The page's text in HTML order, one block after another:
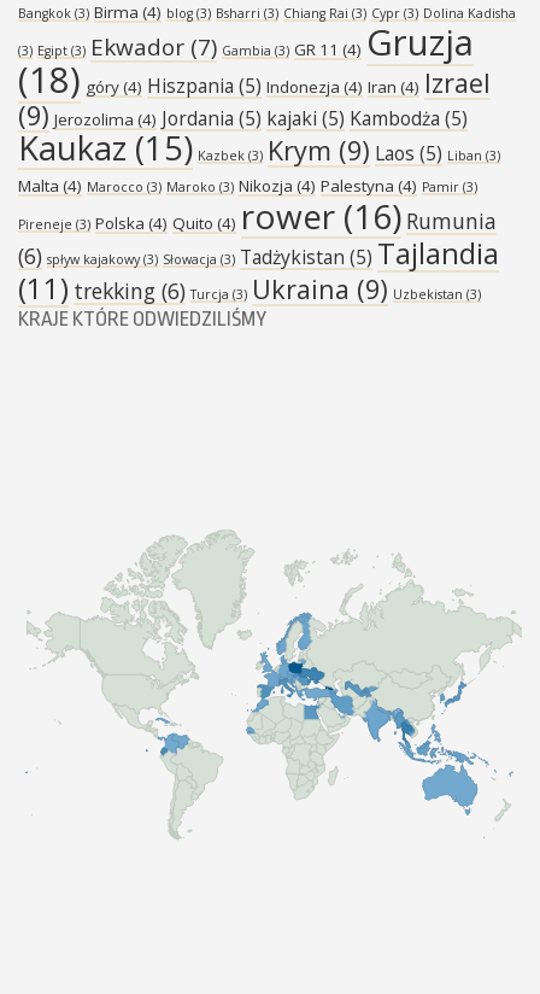
Bangkok (3) Birma (4) blog (3) Bsharri (3) Chiang Rai (3) Cypr (3) Dolina Kadisha
(3) Egipt (3) Ekwador (7) Gambia (3) GR 11 (4) Gruzja
(18) góry(4) Hiszpania (5) Indonezja (4) Iran (4) Izrael
(9) Jerozolima (4) Jordania (5) kajaki (5) Kambodża (5)
Kaukaz (15) Kazbek (3) Krym (9) Laos (5) Liban (3)
Malta (4) Marocco (3) Maroko (3) Nikozja (4) Palestyna (4) Pamir (3)
Pireneje (3) Polska (4) Quito (4) rower (16) Rumunia
(6) spływ kajakowy(3) Słowacja (3) Tadżykistan (5) Tajlandia
(11) trekking (6) Turcja (3) Ukraina (9) Uzbekistan (3)
KRAJE KTÓRE ODWIEDZILIŚMY